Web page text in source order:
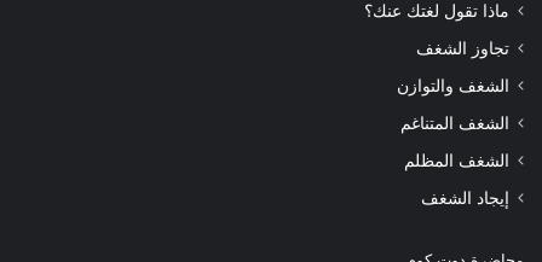
ماذا تقول لغتك عنك؟
تجاوز الشغف
الشغف والتوازن
الشغف المتناغم
الشغف المظلم
إيجاد الشغف